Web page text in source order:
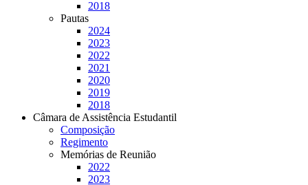
2018
Pautas
2024
2023
2022
2021
2020
2019
2018
Câmara de Assistência Estudantil
Composição
Regimento
Memórias de Reunião
2022
2023